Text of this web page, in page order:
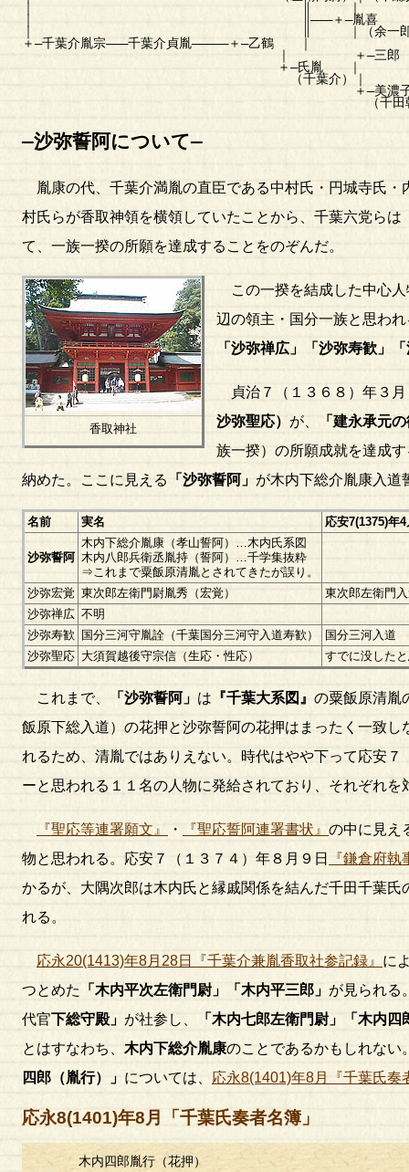
｜ ∥―――＋―胤喜
｜ ∥ ｜（余一郎
＋―千葉介胤宗―――千葉介貞胤―――――＋―乙鶴 ｜
｜ ＋―三郎
＋―氏胤 ｜
（千葉介）｜
＋―美濃
（千田朝胤妻
―沙弥誓阿について―
胤康の代、千葉介満胤の直臣である中村氏・円城寺氏
村氏らが香取神領を横領していたことから、千葉六党ら
て、一族一揆の所願を達成することをのぞんだ。
香取神社
この一揆を結成した中心人
辺の領主・国分一族と思わ
「沙弥禅広」「沙弥寿歓」
貞治７（１３６８）年３
沙弥聖応） が、
「建永承元
族一揆）の所願成就を達成
納めた。ここに見える
「沙弥誓阿」 が木内下総介胤康入道
名前 実名 応安7(1375)年
沙弥誓阿
木内下総介胤康（孝山誓阿）…木内氏系図
木内八郎兵衛丞胤持（誓阿）…千学集抜粋
⇒これまで粟飯原清胤とされてきたが誤り。
沙弥宏覚 東次郎左衛門尉胤秀（宏覚）
東次郎左衛門
沙弥禅広 不明
沙弥寿歓
国分三河守胤詮（千葉国分三河守入道寿歓）
国分三河入道
沙弥聖応 大須賀越後守宗信（生応・性応） すでに没した
これまで、 「沙弥誓阿」 は 『千葉大系図』 の粟飯原清胤
飯原下総入道）の花押と沙弥誓阿の花押はまったく一致
れるため、清胤ではありえない。時代はやや下って応安
ーと思われる１１名の人物に発給されており、それぞれ
『聖応等連署願文』 ・ 『聖応誓阿連署書状』 の中に見え
物と思われる。応安７（１３７４）年８月９日
『鎌倉府執
かるが、大隅次郎は木内氏と縁戚関係を結んだ千田千葉
れる。
応永20(1413)年8月28日『千葉介兼胤香取社参記録』 に
つとめた
「木内平次左衛門尉」「木内平三郎」 が見られる
代官下総守殿」 が社参し、
「木内七郎左衛門尉」「木内四
とはすなわち、 木内下総介胤康のことであるかもしれない
四郎（胤行）」 については、 応永8(1401)年8月『千葉氏奏
応永8(1401)年8月「千葉氏奏者名簿」
木内四郎胤行（花押）